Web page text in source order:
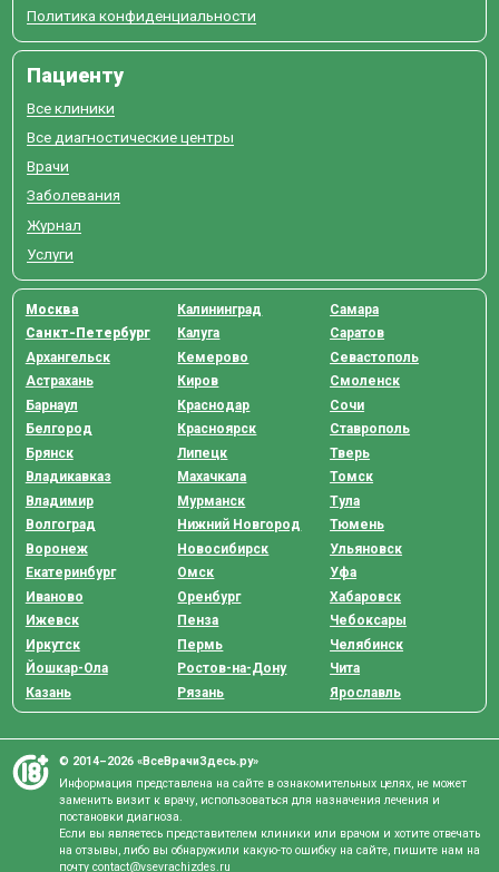
Политика конфиденциальности
Пациенту
Все клиники
Все диагностические центры
Врачи
Заболевания
Журнал
Услуги
Москва
Санкт-Петербург
Архангельск
Астрахань
Барнаул
Белгород
Брянск
Владикавказ
Владимир
Волгоград
Воронеж
Екатеринбург
Иваново
Ижевск
Иркутск
Йошкар-Ола
Казань
Калининград
Калуга
Кемерово
Киров
Краснодар
Красноярск
Липецк
Махачкала
Мурманск
Нижний Новгород
Новосибирск
Омск
Оренбург
Пенза
Пермь
Ростов-на-Дону
Рязань
Самара
Саратов
Севастополь
Смоленск
Сочи
Ставрополь
Тверь
Томск
Тула
Тюмень
Ульяновск
Уфа
Хабаровск
Чебоксары
Челябинск
Чита
Ярославль
© 2014–2026 «ВсеВрачиЗдесь.ру»
Информация представлена на сайте в ознакомительных целях, не может
заменить визит к врачу, использоваться для назначения лечения и
постановки диагноза.
Если вы являетесь представителем клиники или врачом и хотите отвечать
на отзывы, либо вы обнаружили какую-то ошибку на сайте, пишите нам на
почтуcontact@vsevrachizdes.ru